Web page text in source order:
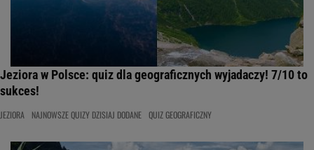
Jeziora w Polsce: quiz dla geograficznych wyjadaczy! 7/10 to
sukces!
JEZIORA NAJNOWSZE QUIZY DZISIAJ DODANE QUIZ GEOGRAFICZNY